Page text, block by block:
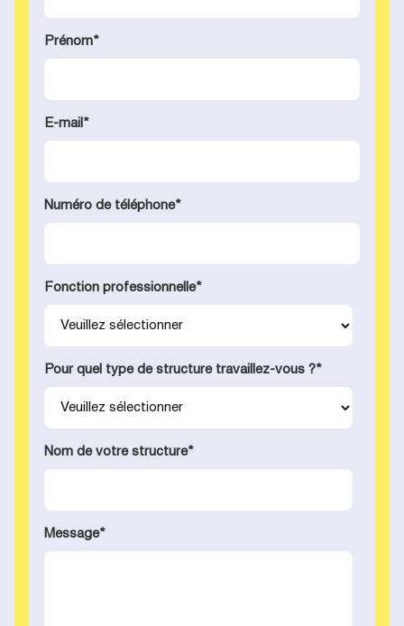
Prénom*
E-mail *
Numéro de téléphone*
Fonction professionnelle*
Pour quel type de structure travaillez-vous ?*
Nom de votre structure*
Message*